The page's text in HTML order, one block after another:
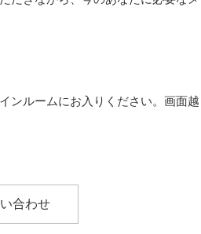
ンルームにお入りください。画面
合わせ